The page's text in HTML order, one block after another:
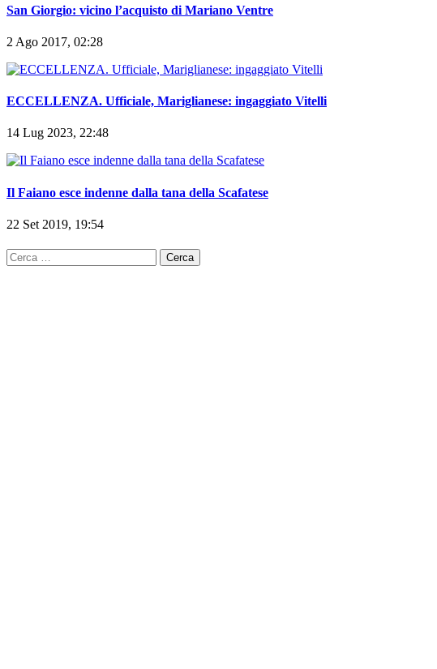
San Giorgio: vicino l’acquisto di Mariano Ventre
2 Ago 2017, 02:28
ECCELLENZA. Ufficiale, Mariglianese: ingaggiato Vitelli
14 Lug 2023, 22:48
Il Faiano esce indenne dalla tana della Scafatese
22 Set 2019, 19:54
Ricerca
per: